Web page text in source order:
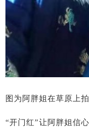
图为阿胖姐在草原上
“开门红”让阿胖姐信